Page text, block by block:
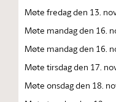
Møte fredag den 13.
Møte mandag den 16.
Møte mandag den 16.
Møte tirsdag den 17.
Møte onsdag den 18.